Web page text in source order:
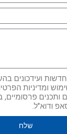
ועידכונים
ומדיניות
ותכנים פרסומיים,
ודוא"ל.
שלח